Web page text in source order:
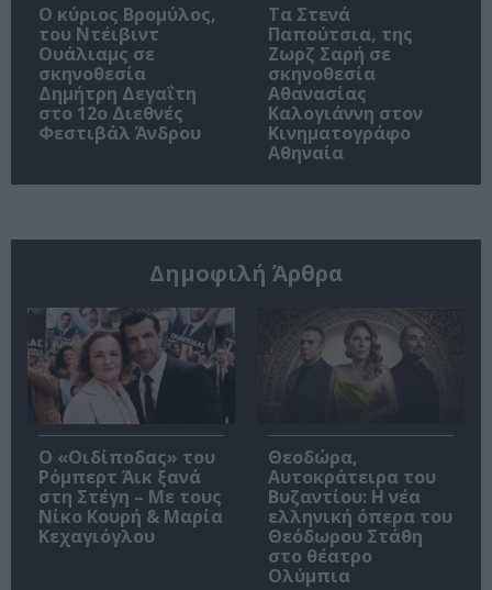
O κύριος Βρομύλος,
του Ντέιβιντ
Ουάλιαμς σε
σκηνοθεσία
Δημήτρη Δεγαΐτη
στο 12ο Διεθνές
Φεστιβάλ Άνδρου
Τα Στενά
Παπούτσια, της
Ζωρζ Σαρή σε
σκηνοθεσία
Αθανασίας
Καλογιάννη στον
Κινηματογράφο
Αθηναία
Δημοφιλή Άρθρα
O «Οιδίποδας» του
Ρόμπερτ Άικ ξανά
στη Στέγη – Με τους
Νίκο Κουρή & Μαρία
Κεχαγιόγλου
Θεοδώρα,
Αυτοκράτειρα του
Βυζαντίου: Η νέα
ελληνική όπερα του
Θεόδωρου Στάθη
στο θέατρο
Ολύμπια